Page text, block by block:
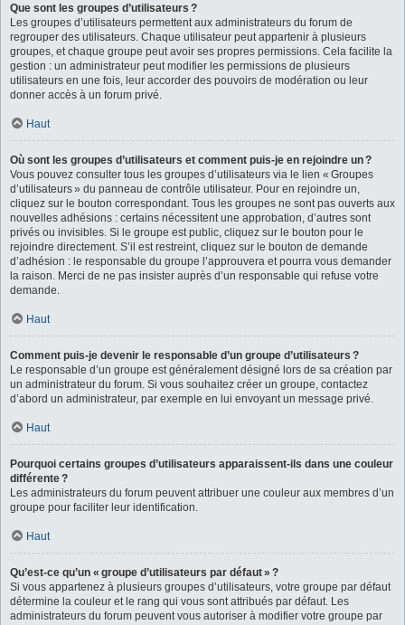
Que sont les groupes d’utilisateurs ?
Les groupes d’utilisateurs permettent aux administrateurs du forum de
regrouper des utilisateurs. Chaque utilisateur peut appartenir à plusieurs
groupes, et chaque groupe peut avoir ses propres permissions. Cela facilite la
gestion : un administrateur peut modifier les permissions de plusieurs
utilisateurs en une fois, leur accorder des pouvoirs de modération ou leur
donner accès à un forum privé.
Haut
Où sont les groupes d’utilisateurs et comment puis-je en rejoindre un ?
Vous pouvez consulter tous les groupes d’utilisateurs via le lien « Groupes
d’utilisateurs » du panneau de contrôle utilisateur. Pour en rejoindre un,
cliquez sur le bouton correspondant. Tous les groupes ne sont pas ouverts aux
nouvelles adhésions : certains nécessitent une approbation, d’autres sont
privés ou invisibles. Si le groupe est public, cliquez sur le bouton pour le
rejoindre directement. S’il est restreint, cliquez sur le bouton de demande
d’adhésion : le responsable du groupe l’approuvera et pourra vous demander
la raison. Merci de ne pas insister auprès d’un responsable qui refuse votre
demande.
Haut
Comment puis-je devenir le responsable d’un groupe d’utilisateurs ?
Le responsable d’un groupe est généralement désigné lors de sa création par
un administrateur du forum. Si vous souhaitez créer un groupe, contactez
d’abord un administrateur, par exemple en lui envoyant un message privé.
Haut
Pourquoi certains groupes d’utilisateurs apparaissent-ils dans une couleur
différente ?
Les administrateurs du forum peuvent attribuer une couleur aux membres d’un
groupe pour faciliter leur identification.
Haut
Qu’est-ce qu’un « groupe d’utilisateurs par défaut » ?
Si vous appartenez à plusieurs groupes d’utilisateurs, votre groupe par défaut
détermine la couleur et le rang qui vous sont attribués par défaut. Les
administrateurs du forum peuvent vous autoriser à modifier votre groupe par